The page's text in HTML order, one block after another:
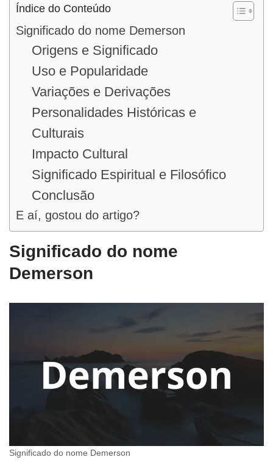
Índice do Conteúdo
Significado do nome Demerson
Origens e Significado
Uso e Popularidade
Variações e Derivações
Personalidades Históricas e
Culturais
Impacto Cultural
Significado Espiritual e Filosófico
Conclusão
E aí, gostou do artigo?
Significado do nome
Demerson
Significado do nome Demerson